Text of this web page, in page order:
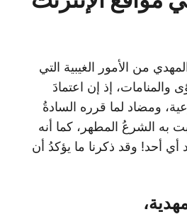
من الأمور الغيبية التي
والمنامات، إذ إن اعتمادَ
ومضاد لما قرره السادةُ
به الشرعُ المطهر، كما أنه
أي أحد! وقد ذكرنا ما يؤكدُ أن